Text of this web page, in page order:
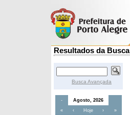
Resultados da Busca
Busca Avançada
-
Agosto, 2026
«
‹ Hoje ›
»